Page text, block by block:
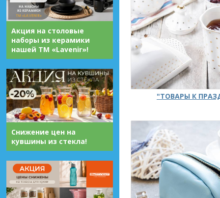
Акция на столовые
наборы из керамики
нашей ТМ «Lavenir»!
Снижение цен на
кувшины из стекла!
"ТОВАРЫ К